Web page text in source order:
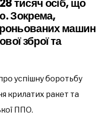
Зокрема,
машин
зброї та
успішну боротьбу
крилатих ракет та
ППО.